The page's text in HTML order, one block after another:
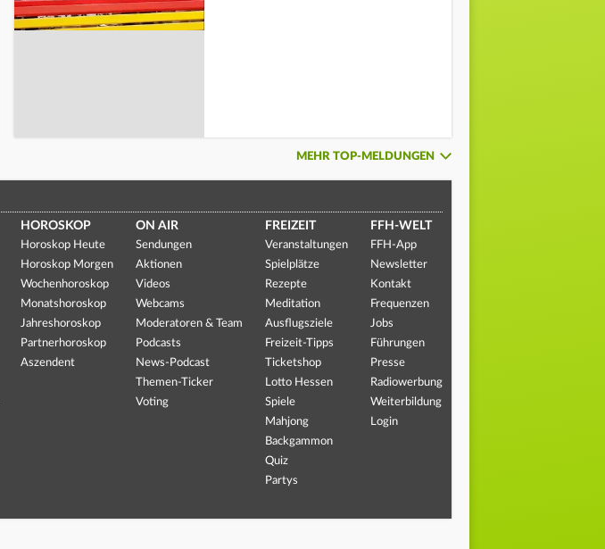
MEHR TOP-MELDUNGEN
HOROSKOP
Horoskop Heute
Horoskop Morgen
Wochenhoroskop
Monatshoroskop
Jahreshoroskop
Partnerhoroskop
Aszendent
ON AIR
Sendungen
Aktionen
Videos
Webcams
Moderatoren & Team
Podcasts
News-Podcast
Themen-Ticker
Voting
FREIZEIT
Veranstaltungen
Spielplätze
Rezepte
Meditation
Ausflugsziele
Freizeit-Tipps
Ticketshop
Lotto Hessen
Spiele
Mahjong
Backgammon
Quiz
Partys
FFH-WELT
FFH-App
Newsletter
Kontakt
Frequenzen
Jobs
Führungen
Presse
Radiowerbung
Weiterbildung
Login